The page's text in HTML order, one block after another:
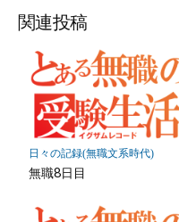
ア
マ
ー
ク
に
保
関連投稿
日々の記録(無職文系時代)
無職8日目